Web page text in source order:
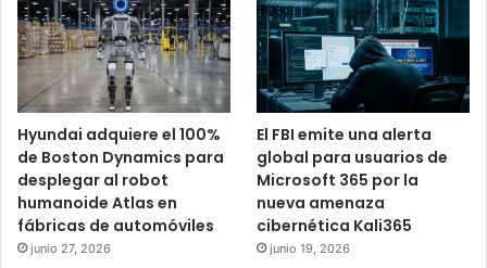
Hyundai adquiere el 100%
de Boston Dynamics para
desplegar al robot
humanoide Atlas en
fábricas de automóviles
junio 27, 2026
El FBI emite una alerta
global para usuarios de
Microsoft 365 por la
nueva amenaza
cibernética Kali365
junio 19, 2026